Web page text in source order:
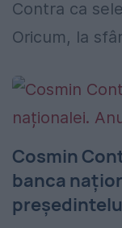
Contra ca
Oricum, la
Cosmin
banca